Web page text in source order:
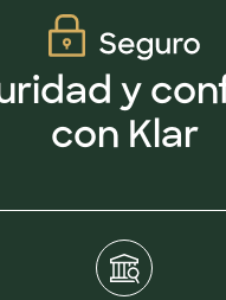
y
con Klar